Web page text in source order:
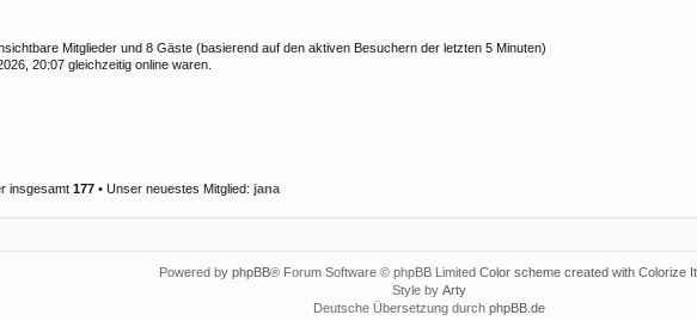
Mitglieder und 8 Gäste (basierend auf den aktiven Besuchern der letzten 5 Minuten)
20:07 gleichzeitig online waren.
insgesamt 177 • Unser neuestes Mitglied: jana
Powered by phpBB® Forum Software © phpBB Limited Color scheme created with Colorize It.
Style by Arty
Deutsche Übersetzung durch phpBB.de